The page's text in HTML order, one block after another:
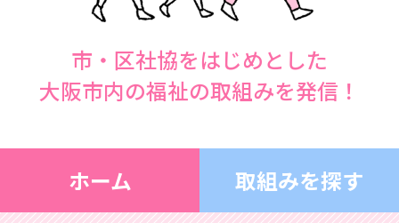
市・区社協をはじめとした
大阪市内の福祉の取組みを発信！
ホーム 取組みを探す